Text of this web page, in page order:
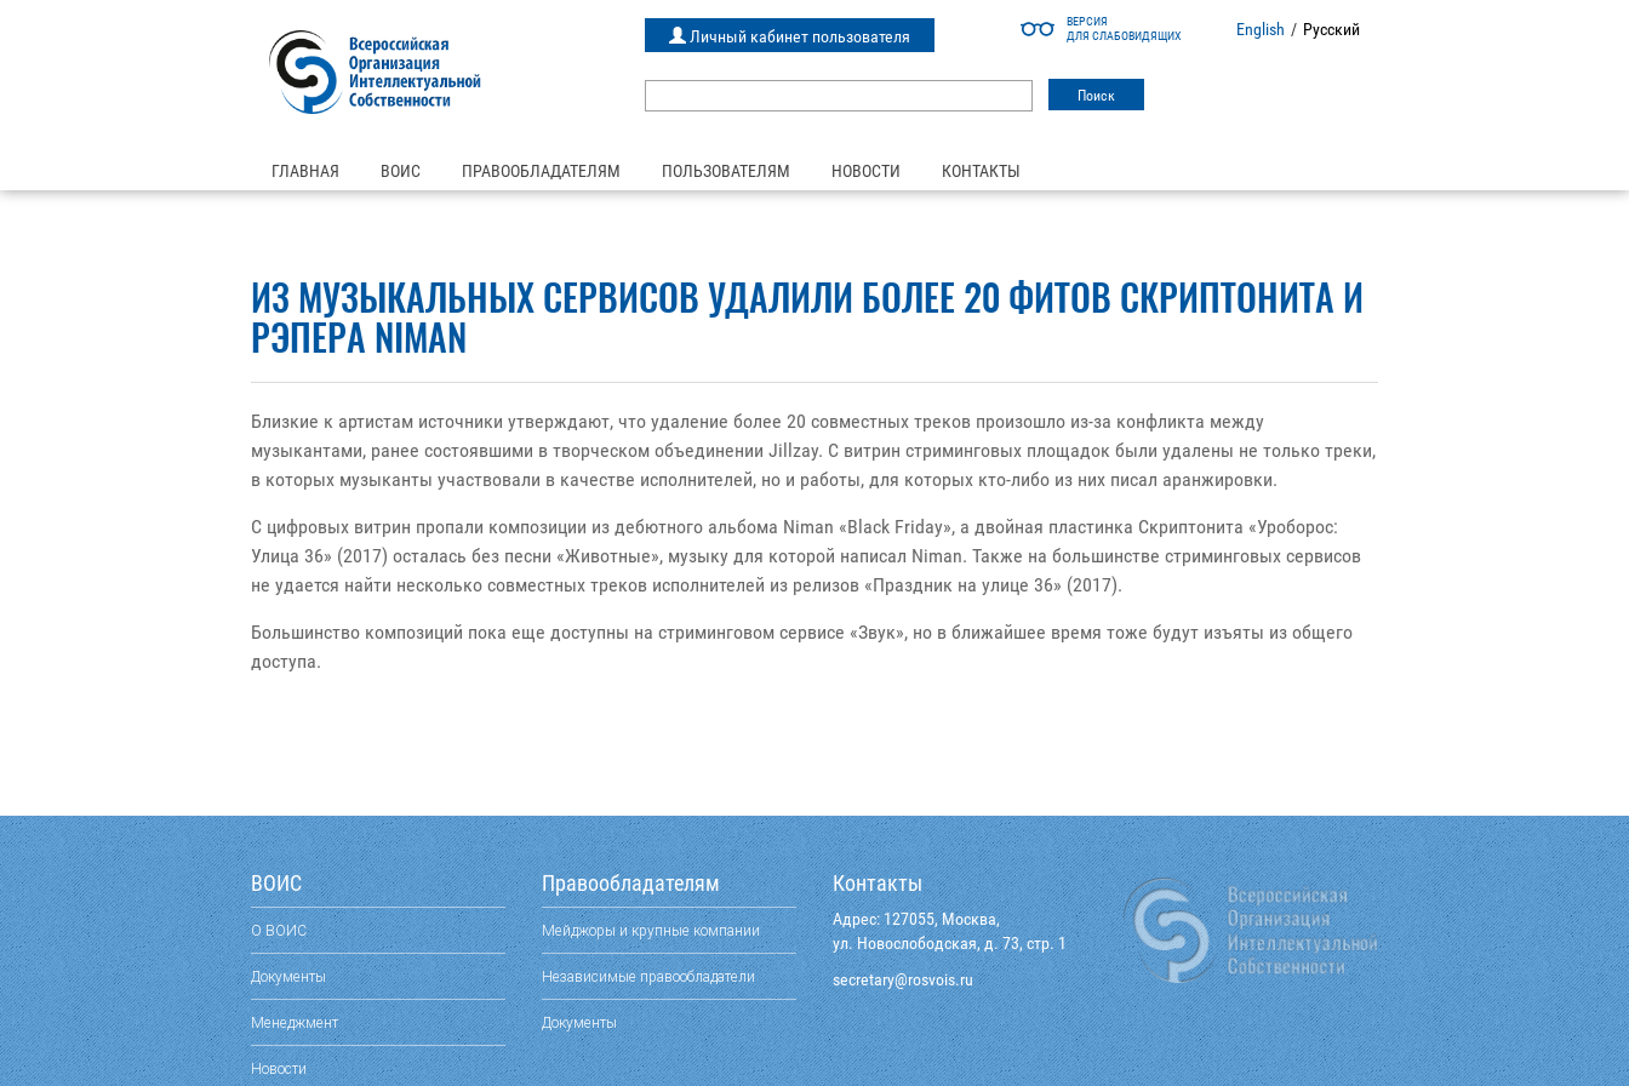
ВЕРСИЯ
ДЛЯ СЛАБОВИДЯЩИХ
English / Русский
Личный кабинет пользователя
ГЛАВНАЯ ВОИС ПРАВООБЛАДАТЕЛЯМ ПОЛЬЗОВАТЕЛЯМ НОВОСТИ КОНТАКТЫ
ИЗ МУЗЫКАЛЬНЫХ СЕРВИСОВ УДАЛИЛИ БОЛЕЕ 20 ФИТОВ СКРИПТОНИТА И
РЭПЕРА NIMAN
Близкие к артистам источники утверждают, что удаление более 20 совместных треков произошло из-за конфликта между
музыкантами, ранее состоявшими в творческом объединении Jillzay. С витрин стриминговых площадок были удалены не только треки,
в которых музыканты участвовали в качестве исполнителей, но и работы, для которых кто-либо из них писал аранжировки.
С цифровых витрин пропали композиции из дебютного альбома Niman «Black Friday», а двойная пластинка Скриптонита «Уроборос:
Улица 36» (2017) осталась без песни «Животные», музыку для которой написал Niman. Также на большинстве стриминговых сервисов
не удается найти несколько совместных треков исполнителей из релизов «Праздник на улице 36» (2017).
Большинство композиций пока еще доступны на стриминговом сервисе «Звук», но в ближайшее время тоже будут изъяты из общего
доступа.
ВОИС
О ВОИС
Документы
Менеджмент
Новости
Правообладателям
Мейджоры и крупные компании
Независимые правообладатели
Документы
Контакты
Адрес: 127055, Москва,
ул. Новослободская, д. 73, стр. 1
ur.siovsor
@yraterces